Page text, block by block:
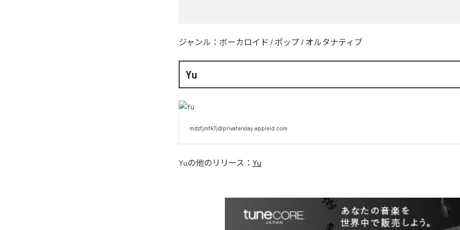
ジャンル： ボーカロイド / ポップ / オルタナティブ
Yu
mdzfjmfk7j@privaterelay.appleid.com
Yuの他のリリース： Yu